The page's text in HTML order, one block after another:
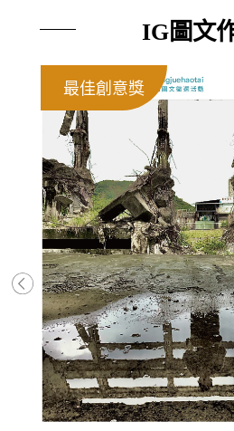
IG圖文
最佳創意獎